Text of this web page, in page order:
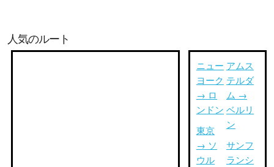
人気のルート
ニュー
ヨーク
→ ロ
ンドン
東京
→ ソ
ウル
アムス
テルダ
ム →
ベルリ
ン
サンフ
ランシ